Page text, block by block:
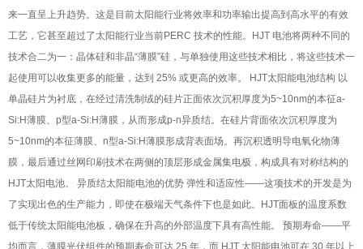
来一直呈上升趋势。这是目前太阳能行业将效率和功率输出提高到高水平的有效
工艺，它甚至超过了太阳能行业当前PERC 技术的性能。HJT 电池将两种不同的
技术合二为一：晶体硅和非晶“薄膜”硅，与单独使用这些技术相比，将这些技术一
起使用可以收集更多的能量，达到 25% 或更高的效率。 HJT太阳能电池结构 以
单晶硅片为衬底，在经过清洗制绒的硅片正面依次沉积厚度为5~10nm的本征a-
Si:H薄膜、p型a-Si:H薄膜，从而形成p-n异质结。在硅片背面依次沉积厚度为
5~10nm的本征薄膜、n型a-Si:H薄膜形成背表面场。再沉积透明导电氧化物薄
膜，最后通过丝网印刷技术在两侧的顶层形成金属集电极，构成具有对称结构的
HJT太阳电池。 异质结太阳能电池的优势 弹性和适应性——这项技术的开发是为
了实现出色的生产能力，即使在极端天气条件下也是如此。HJT面板的温度系数
低于传统太阳能电池板，确保在升高的外部温度下具有高性能。 预期寿命——平
均而言，薄膜光伏组件的预期寿命可达 25 年，而 HJT 太阳能电池可在 30 年以上